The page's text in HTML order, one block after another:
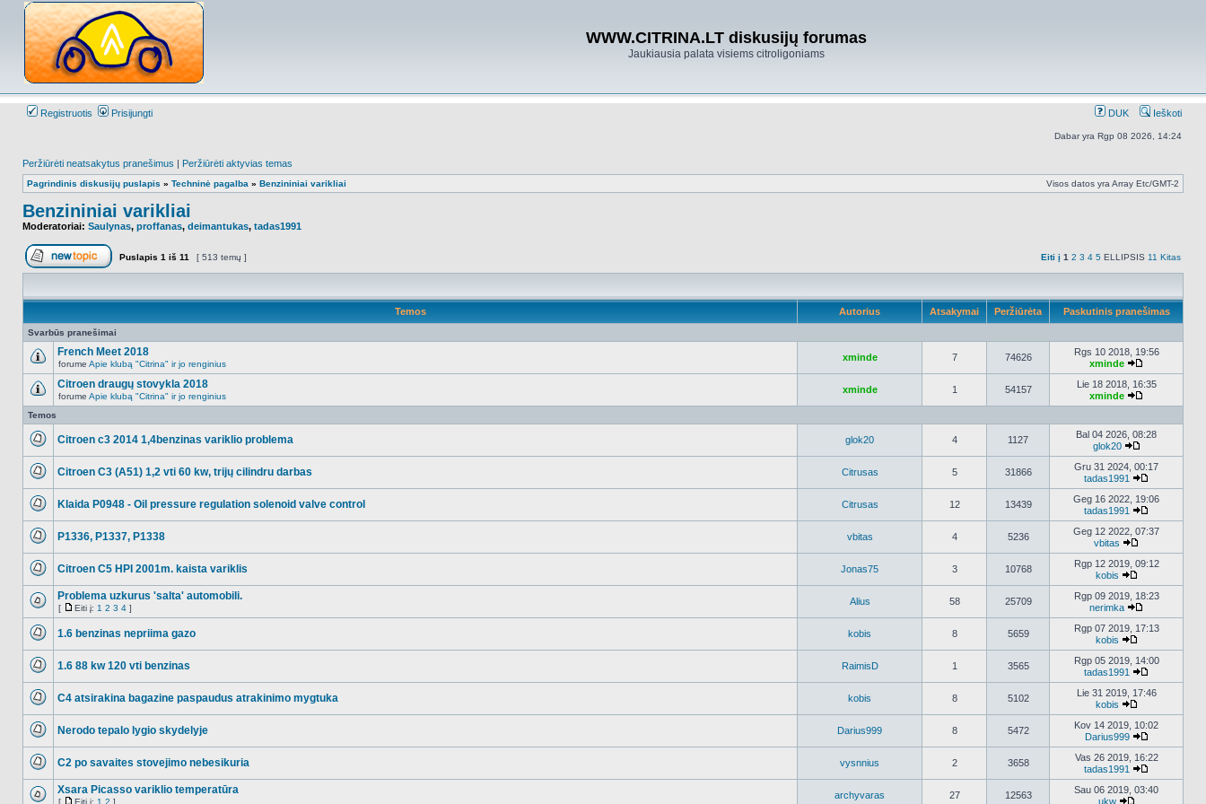
WWW.CITRINA.LT diskusijų forumas
Jaukiausia palata visiems citroligoniams
Registruotis Prisijungti DUK Ieškoti
Dabar yra Rgp 08 2026, 14:24
Peržiūrėti neatsakytus pranešimus | Peržiūrėti aktyvias temas
Pagrindinis diskusijų puslapis » Techninė pagalba » Benzininiai varikliai Visos datos yra Array Etc/GMT-2
Benzininiai varikliai
Moderatoriai: Saulynas, proffanas, deimantukas, tadas1991
Naujos temos kūrimas
Puslapis 1 iš 11 [ 513 temų ] Eiti į 1 2 3 4 5 ELLIPSIS 11 Kitas
Temos Autorius Atsakymai Peržiūrėta Paskutinis pranešimas
Svarbūs pranešimai
NO_UNREAD_POSTS
French Meet 2018
forume Apie klubą "Citrina" ir jo renginius
xminde 7 74626
Rgs 10 2018, 19:56
xminde
Peržiūrėti
naujausius
NO_UNREAD_POSTS
Citroen draugų stovykla 2018
forume Apie klubą "Citrina" ir jo renginius
xminde 1 54157
Lie 18 2018, 16:35
xminde
Peržiūrėti
pranešimus
Temos
Citroen c3 2014 1,4benzinas variklio problema glok20 4 1127
Bal 04 2026, 08:28
glok20
Peržiūrėti
naujausius
pranešimus
Citroen C3 (A51) 1,2 vti 60 kw, trijų cilindru darbas Citrusas 5 31866
Gru 31 2024, 00:17
tadas1991
Peržiūrėti
naujausius
Klaida P0948 - Oil pressure regulation solenoid valve control Citrusas 12 13439
Geg 16 2022, 19:06
tadas1991
Peržiūrėti
naujausius
P1336, P1337, P1338 vbitas 4 5236
Geg 12 2022, 07:37
vbitas
Peržiūrėti
naujausius
Citroen C5 HPI 2001m. kaista variklis Jonas75 3 10768
Rgp 12 2019, 09:12
kobis
Peržiūrėti
naujausius
pranešimus
NO_UNREAD_POSTS
Problema uzkurus 'salta' automobili.
[
Eiti
Eiti į: 1 2 3 4 ]
Alius 58 25709
Rgp 09 2019, 18:23
nerimka
Peržiūrėti
naujausius
1.6 benzinas nepriima gazo kobis 8 5659
Rgp 07 2019, 17:13
kobis
Peržiūrėti
naujausius
pranešimus
1.6 88 kw 120 vti benzinas RaimisD 1 3565
Rgp 05 2019, 14:00
tadas1991
Peržiūrėti
naujausius
C4 atsirakina bagazine paspaudus atrakinimo mygtuka kobis 8 5102
Lie 31 2019, 17:46
kobis
Peržiūrėti
naujausius
pranešimus
Nerodo tepalo lygio skydelyje Darius999 8 5472
Kov 14 2019, 10:02
Darius999
Peržiūrėti
naujausius
C2 po savaites stovejimo nebesikuria vysnnius 2 3658
Vas 26 2019, 16:22
tadas1991
Peržiūrėti
naujausius
Xsara Picasso variklio temperatūra
[ Eiti į: 1 2 ]
archyvaras 27 12563
Sau 06 2019, 03:40
ukw